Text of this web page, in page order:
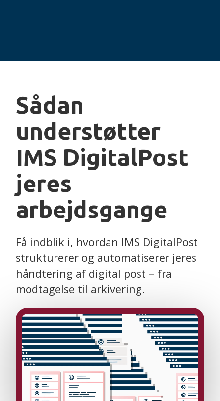
Sådan
understøtter
IMS DigitalPost
jeres
arbejdsgange
Få indblik i, hvordan IMS DigitalPost
strukturerer og automatiserer jeres
håndtering af digital post – fra
modtagelse til arkivering.